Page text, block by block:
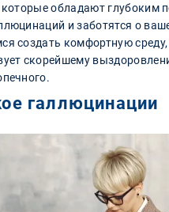
которые обладают глубоким
и заботятся о
создать комфортную среду,
скорейшему
галлюцинации